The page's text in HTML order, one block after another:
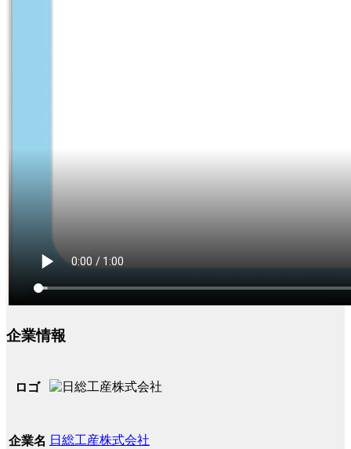
企業情報
ロゴ
企業名 日総工産株式会社